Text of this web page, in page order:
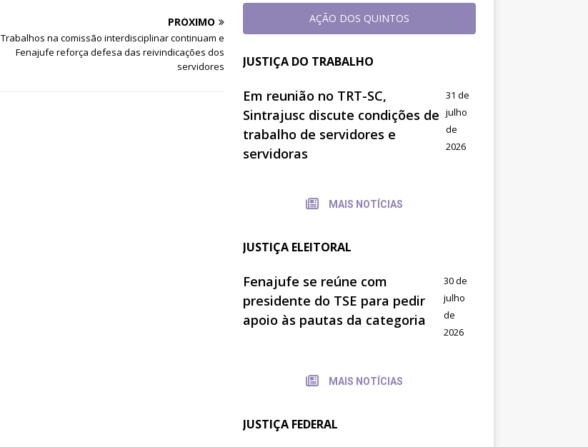
PRÓXIMO
Trabalhos na comissão interdisciplinar continuam e
Fenajufe reforça defesa das reivindicações dos
servidores
AÇÃO DOS QUINTOS
JUSTIÇA DO TRABALHO
Em reunião no TRT-SC,
Sintrajusc discute condições de
trabalho de servidores e
servidoras
31 de
julho
de
2026
MAIS NOTÍCIAS
JUSTIÇA ELEITORAL
Fenajufe se reúne com
presidente do TSE para pedir
apoio às pautas da categoria
30 de
julho
de
2026
MAIS NOTÍCIAS
JUSTIÇA FEDERAL